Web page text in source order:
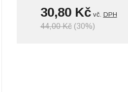
30,80 Kčvč. DPH
44,00 Kč(30%)